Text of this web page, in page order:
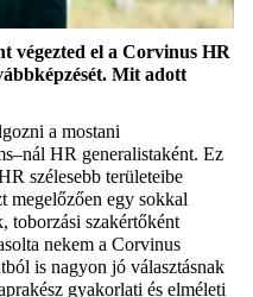
végezted el a Corvinus HR
Mit adott
a mostani
–nál HR generalistaként. Ez
szélesebb területeibe
megelőzően egy sokkal
toborzási szakértőként
nekem a Corvinus
is nagyon jó választásnak
gyakorlati és elméleti